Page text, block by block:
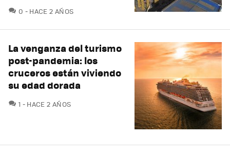
0 COMENTARIOS
HACE 2 AÑOS
La venganza del turismo
post-pandemia: los
cruceros están viviendo
su edad dorada
1 COMENTARIOS
HACE 2 AÑOS